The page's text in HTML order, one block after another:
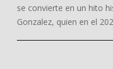
se convierte en un hito
Gonzalez, quien en el